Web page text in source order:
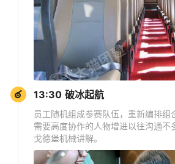
13:30 破冰起航
员工随机组成参赛队伍，重新编排组
需要高度协作的人物增进以往沟通不
戈德堡机械讲解。